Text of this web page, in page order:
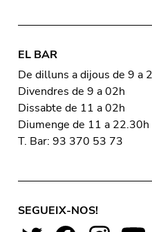
EL BAR
De dilluns a dijous de 9 a
Divendres de 9 a 02h
Dissabte de 11 a 02h
Diumenge de 11 a 22.30h
T. Bar: 93 370 53 73
SEGUEIX-NOS!